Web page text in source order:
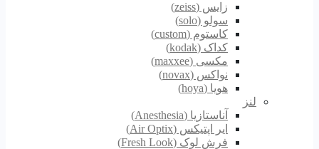
زایس (zeiss)
سولو (solo)
کاستوم (custom)
کداک (kodak)
مکسی (maxxee)
نواکس (novax)
هویا (hoya)
لنز
آناستازیا (Anesthesia)
ایر اپتیکس (Air Optix)
فرش لوک (Fresh Look)